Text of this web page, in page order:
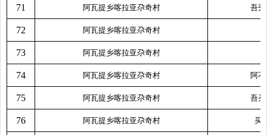
71 阿瓦提乡喀拉亚尕奇村 吾秀
72 阿瓦提乡喀拉亚尕奇村
73 阿瓦提乡喀拉亚尕奇村
74 阿瓦提乡喀拉亚尕奇村 阿不
75 阿瓦提乡喀拉亚尕奇村 吾买
76 阿瓦提乡喀拉亚尕奇村 买